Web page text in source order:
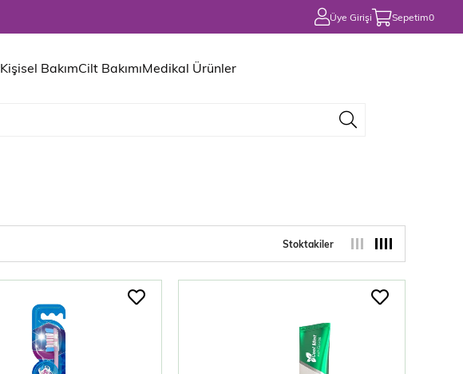
Üye Girişi Sepetim0
Kişisel BakımCilt BakımıMedikal Ürünler
Stoktakiler